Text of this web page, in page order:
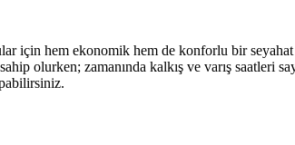
için hem ekonomik hem de konforlu bir seyahat
olurken; zamanında kalkış ve varış saatleri